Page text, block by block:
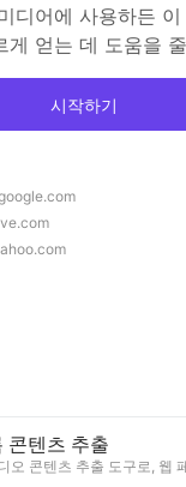
디어에 사용하든
게 얻는 데 도움을
시작하기
콘텐츠 추출